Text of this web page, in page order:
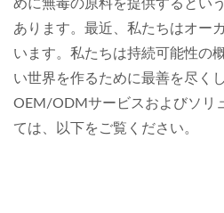
めに無毒の原料を提供するとい
あります。最近、私たちはオー
います。私たちは持続可能性の
い世界を作るために最善を尽く
OEM/ODMサービスおよびソリ
ては、以下をご覧ください。